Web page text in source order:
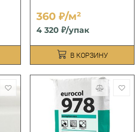
360 ₽/м²
4 320 ₽/упак
В КОРЗИНУ